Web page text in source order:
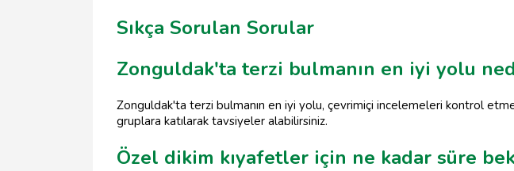
Sıkça Sorulan Sorular
Zonguldak'ta terzi bulmanın en iyi yolu
Zonguldak'ta terzi bulmanın en iyi yolu, çevrimiçi incelemeleri kontrol
gruplara katılarak tavsiyeler alabilirsiniz.
Özel dikim kıyafetler için ne kadar süre